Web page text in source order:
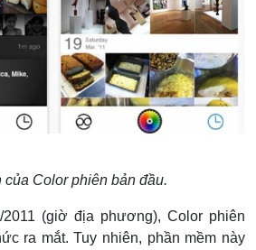
của Color phiên bản đầu.
(giờ địa phương), Color phiên
ra mắt. Tuy nhiên, phần mềm này